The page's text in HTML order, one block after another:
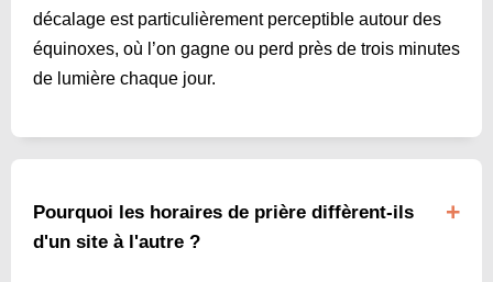
décalage est particulièrement perceptible autour des
équinoxes, où l’on gagne ou perd près de trois minutes
de lumière chaque jour.
Pourquoi les horaires de prière diffèrent-ils
d'un site à l'autre ?